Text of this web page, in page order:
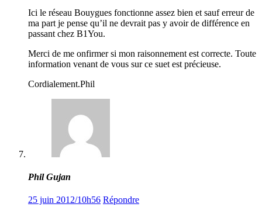
Ici le réseau Bouygues fonctionne assez bien et sauf erreur de
ma part je pense qu’il ne devrait pas y avoir de différence en
passant chez B1You.
Merci de me onfirmer si mon raisonnement est correcte. Toute
information venant de vous sur ce suet est précieuse.
Cordialement.Phil
Phil Gujan
25 juin 2012/10h56 Répondre